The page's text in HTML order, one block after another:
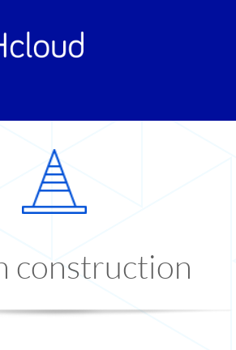
construction